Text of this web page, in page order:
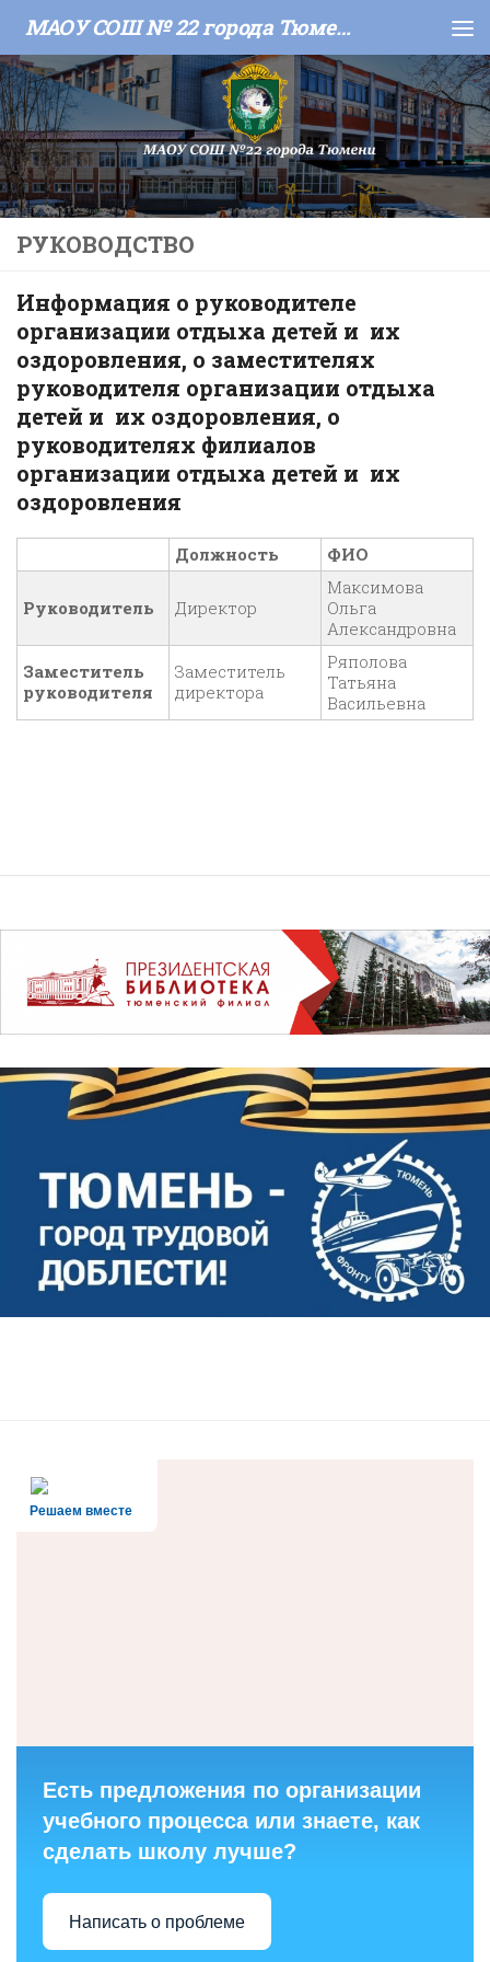
Skip to content МАОУ СОШ № 22 города Тюмени
РУКОВОДСТВО
Информация о руководителе
организации отдыха детей и их
оздоровления, о заместителях
руководителя организации отдыха
детей и их оздоровления, о
руководителях филиалов
организации отдыха детей и их
оздоровления
Должность ФИО
Руководитель Директор
Максимова
Ольга
Александровна
Заместитель
руководителя
Заместитель
директора
Ряполова
Татьяна
Васильевна
Решаем вместе
Есть предложения по организации
учебного процесса или знаете, как
сделать школу лучше?
Написать о проблеме